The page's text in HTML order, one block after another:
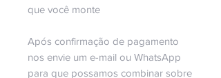
que você monte
Após confirmação de pagamento
nos envie um e-mail ou WhatsApp
para que possamos combinar sobre